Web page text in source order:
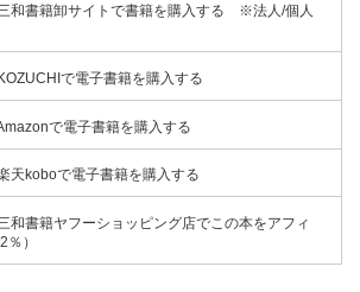
和書籍卸サイトで書籍を購入する ※法人/個人
で電子書籍を購入する
で電子書籍を購入する
天koboで電子書籍を購入する
和書籍ヤフーショッピング店でこの本をアフィ
）